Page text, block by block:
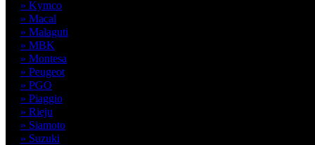
» Kymco
» Macal
» Malaguti
» MBK
» Montesa
» Peugeot
» PGO
» Piaggio
» Rieju
» Siamoto
» Suzuki